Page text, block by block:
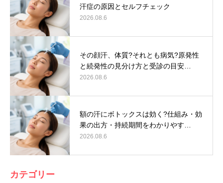
汗症の原因とセルフチェック
2026.08.6
その顔汗、体質?それとも病気?原発性
と続発性の見分け方と受診の目安…
2026.08.6
額の汗にボトックスは効く?仕組み・効
果の出方・持続期間をわかりやす…
2026.08.6
カテゴリー